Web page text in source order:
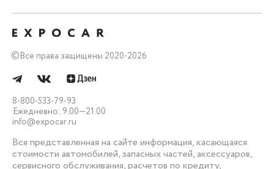
©Все права защищены 2020-2026
8-800-533-79-93
Ежедневно: 9.00—21.00
info@expocar.ru
Вся представленная на сайте информация, касающаяся
стоимости автомобилей, запасных частей, аксессуаров,
сервисного обслуживания, расчетов по кредиту,